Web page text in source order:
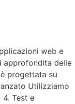
web e
approfondita delle
progettata su
Utilizziamo
Test e